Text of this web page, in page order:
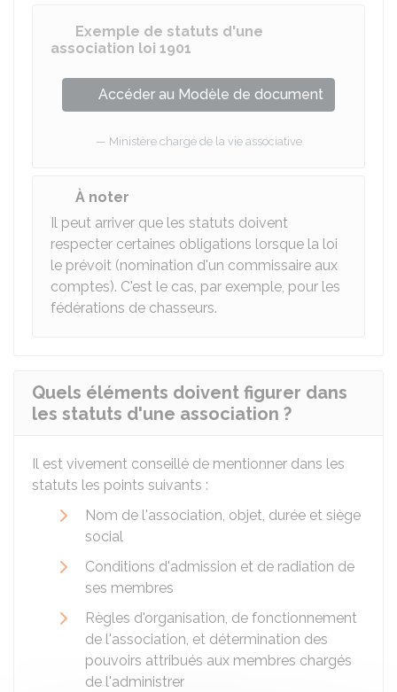
Exemple de statuts d'une
association loi 1901
Accéder au Modèle de document
Ministère chargé de la vie associative
À noter
Il peut arriver que les statuts doivent
respecter certaines obligations lorsque la loi
le prévoit (nomination d'un commissaire aux
comptes). C'est le cas, par exemple, pour les
fédérations de chasseurs.
Quels éléments doivent figurer dans
les statuts d'une association ?
Il est vivement conseillé de mentionner dans les
statuts les points suivants :
Nom de l'association, objet, durée et siège
social
Conditions d'admission et de radiation de
ses membres
Règles d'organisation, de fonctionnement
de l'association, et détermination des
pouvoirs attribués aux membres chargés
de l'administrer